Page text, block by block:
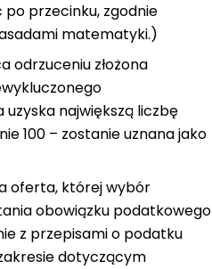
przecinku, zgodnie
matematyki.)
odrzuceniu złożona
największą liczbę
100 – zostanie uznana jako
oferta, której wybór
obowiązku podatkowego
z przepisami o podatku
dotyczącym